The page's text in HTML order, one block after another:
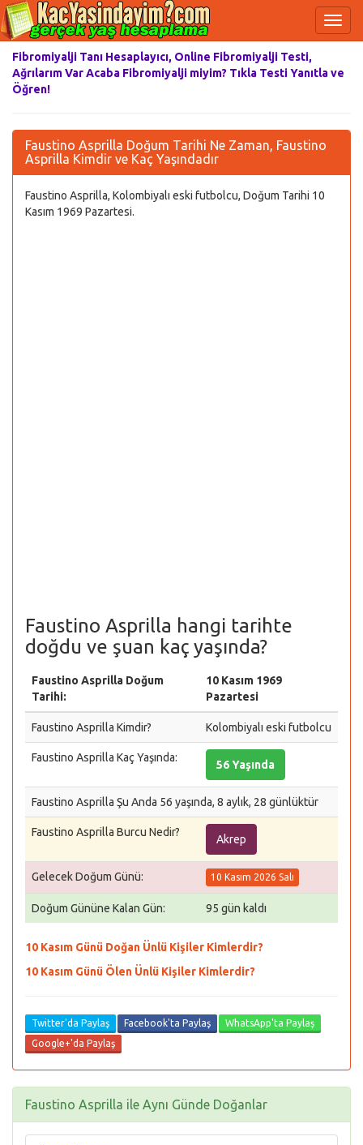
Fibromiyalji Tanı Hesaplayıcı, Online Fibromiyalji Testi,
Ağrılarım Var Acaba Fibromiyalji miyim? Tıkla Testi Yanıtla ve
Öğren!
Faustino Asprilla Doğum Tarihi Ne Zaman, Faustino
Asprilla Kimdir ve Kaç Yaşındadır
Faustino Asprilla, Kolombiyalı eski futbolcu, Doğum Tarihi 10
Kasım 1969 Pazartesi.
Faustino Asprilla hangi tarihte
doğdu ve şuan kaç yaşında?
Faustino Asprilla Doğum
Tarihi:
10 Kasım 1969
Pazartesi
Faustino Asprilla Kimdir? Kolombiyalı eski futbolcu
Faustino Asprilla Kaç Yaşında:
56 Yaşında
Faustino Asprilla Şu Anda 56 yaşında, 8 aylık, 28 günlüktür
Faustino Asprilla Burcu Nedir?
Akrep
Gelecek Doğum Günü: 10 Kasım 2026 Salı
Doğum Gününe Kalan Gün: 95 gün kaldı
10 Kasım Günü Doğan Ünlü Kişiler Kimlerdir?
10 Kasım Günü Ölen Ünlü Kişiler Kimlerdir?
Twitter'da Paylaş Facebook'ta Paylaş
WhatsApp'ta Paylaş
Google+'da Paylaş
Faustino Asprilla ile Aynı Günde Doğanlar